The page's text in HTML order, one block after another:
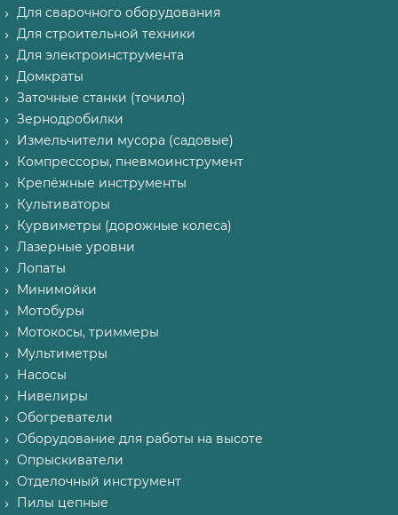
Для сварочного оборудования
Для строительной техники
Для электроинструмента
Домкраты
Заточные станки (точило)
Зернодробилки
Измельчители мусора (садовые)
Компрессоры, пневмоинструмент
Крепёжные инструменты
Культиваторы
Курвиметры (дорожные колеса)
Лазерные уровни
Лопаты
Минимойки
Мотобуры
Мотокосы, триммеры
Мультиметры
Насосы
Нивелиры
Обогреватели
Оборудование для работы на высоте
Опрыскиватели
Отделочный инструмент
Пилы цепные